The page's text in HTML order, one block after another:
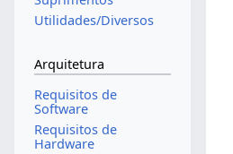
Utilidades/Diversos
Arquitetura
Requisitos de
Software
Requisitos de
Hardware